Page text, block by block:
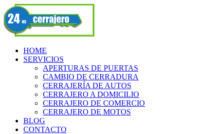
Skip
to
content
Facebook
HOME
SERVICIOS
APERTURAS DE PUERTAS
CAMBIO DE CERRADURA
CERRAJERÍA DE AUTOS
CERRAJERO A DOMICILIO
CERRAJERO DE COMERCIO
CERRAJERO DE MOTOS
BLOG
CONTACTO